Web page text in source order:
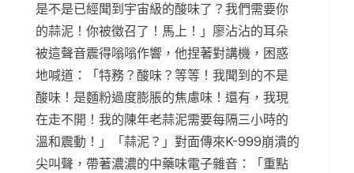
是不是已經聞到宇宙級的酸味了？我們需要你
的蒜泥！你被徵召了！馬上！」廖沾沾的耳朵
被這聲音震得嗡嗡作響，他捏著對講機，困惑
地喊道：「特務？酸味？等等！我聞到的不是
酸味！是麵粉過度膨脹的焦慮味！還有，我現
在走不開！我的陳年老蒜泥需要每隔三小時的
溫和震動！」「蒜泥？」對面傳來K-999崩潰的
尖叫聲，帶著濃濃的中藥味電子雜音：「重點